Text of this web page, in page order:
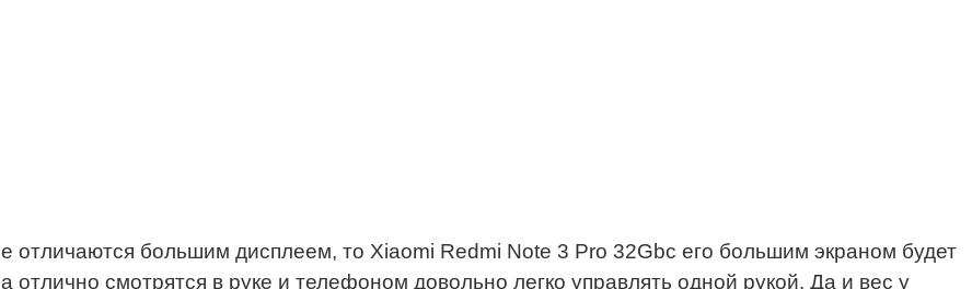
отличаются большим дисплеем, то Xiaomi Redmi Note 3 Pro 32Gbс его большим экраном будет
смотрятся в руке и телефоном довольно легко управлять одной рукой. Да и вес у